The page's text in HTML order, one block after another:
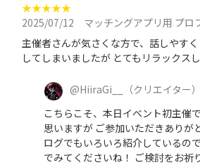
★★★★★
2025/07/12
マッチングアプリ用 プロフィ
主催者さんが気さくな方で、話しやす
してしまいましたが とてもリラックス
@HiiraGi__
（クリエイター）
こちらこそ、本日イベント初主催
思いますが ご参加いただきありが
ログでもいろいろ紹介しているの
でみてくださいね！ ご検討をお祈